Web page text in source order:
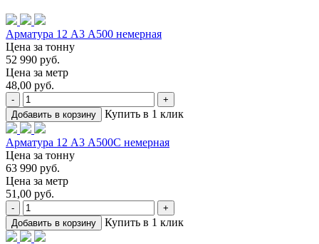
Арматура 12 А3 А500 немерная
Цена за тонну
52 990 руб.
Цена за метр
48,00 руб.
-
+
Добавить в корзину
Купить в 1 клик
Арматура 12 А3 А500С немерная
Цена за тонну
63 990 руб.
Цена за метр
51,00 руб.
-
+
Добавить в корзину
Купить в 1 клик